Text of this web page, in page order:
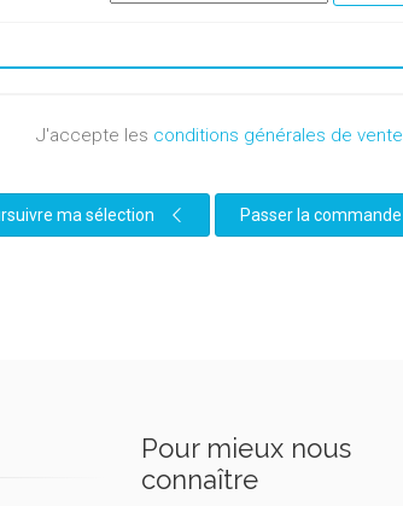
J'accepte les conditions générales de vente
ma sélection Passer la commande
Pour mieux nous
connaître